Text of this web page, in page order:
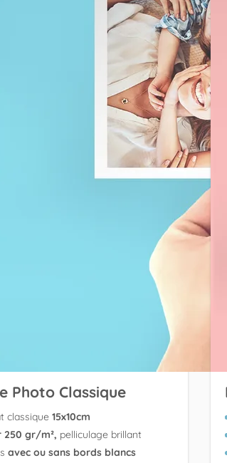
Photo Classique
classique 15x10cm
250 gr/m², pelliculage brillant
avec ou sans bords blancs